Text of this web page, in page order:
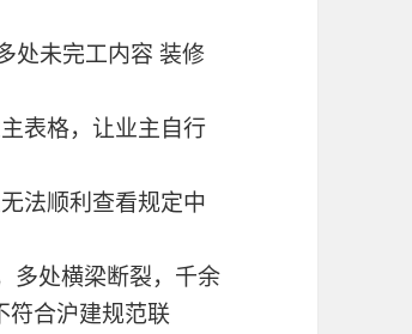
处未完工内容 装修
表格，让业主自行
法顺利查看规定中
多处横梁断裂，千余
符合沪建规范联